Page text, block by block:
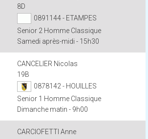
8D
0891144 - ETAMPES
Senior 2 Homme Classique
Samedi après-midi - 15h30
CANCELIER Nicolas
19B
0878142 - HOUILLES
Senior 1 Homme Classique
Dimanche matin - 9h00
CARCIOFETTI Anne